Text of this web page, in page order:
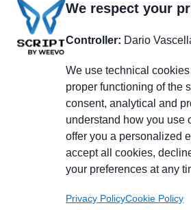
Pagina Facebook
X.com
Il Giornale delle PMI.
Testata giornalistica
registrata al Tribunale di
Milano n. 353 del 19
We respect your
Controller: Dario
We use technical
proper functioning of the
consent, analytical and
understand how you use
offer you a personalized
accept all cookies,
your preferences at any
Privacy PolicyCookie Policy